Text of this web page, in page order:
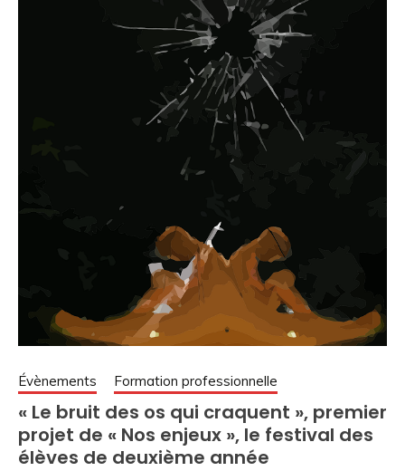
Évènements Formation professionnelle
« Le bruit des os qui craquent », premier
projet de « Nos enjeux », le festival des
élèves de deuxième année